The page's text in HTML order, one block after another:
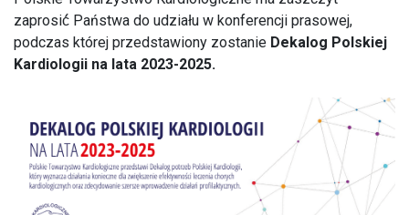
zaprosić́ Państwa do udziału w konferencji prasowej,
podczas której przedstawiony zostanie Dekalog Polskiej
Kardiologii na lata 2023-2025.